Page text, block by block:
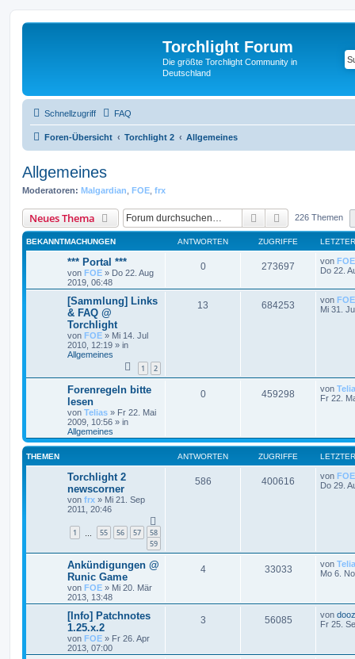
Torchlight Forum
Die größte Torchlight Community in
Deutschland
Schnellzugriff FAQ
Foren-Übersicht Torchlight 2 Allgemeines
Allgemeines
Moderatoren: Malgardian FOE frx
Neues Thema Suche Erweiterte
226 Themen
BEKANNTMACHUNGEN ANTWORTEN ZUGRIFFE
*** Portal ***
von FOE » Do 22. Aug
2019, 06:48
0 273697 von FOE
Do 22.
[Sammlung] Links
& FAQ @
Torchlight
von FOE » Mi 14. Jul
2010, 12:19 » in
Allgemeines
1 2
13 684253 von FOE
Mi 31.
Forenregeln bitte
lesen
von Telias » Fr 22. Mai
2009, 10:56 » in
Allgemeines
0 459298 von
Fr 22.
THEMEN ANTWORTEN ZUGRIFFE
Torchlight 2
newscorner
von frx » Mi 21. Sep
2011, 20:46
1 55 56 57
58
59
586 400616 von FOE
Do 29.
Ankündigungen @
Runic Game
von FOE » Mi 20. Mär
2013, 13:48
4 33033 von
Mo 6.
[Info] Patchnotes
1.25.x.2
von FOE » Fr 26. Apr
2013, 07:00
3 56085 von
Fr 25.